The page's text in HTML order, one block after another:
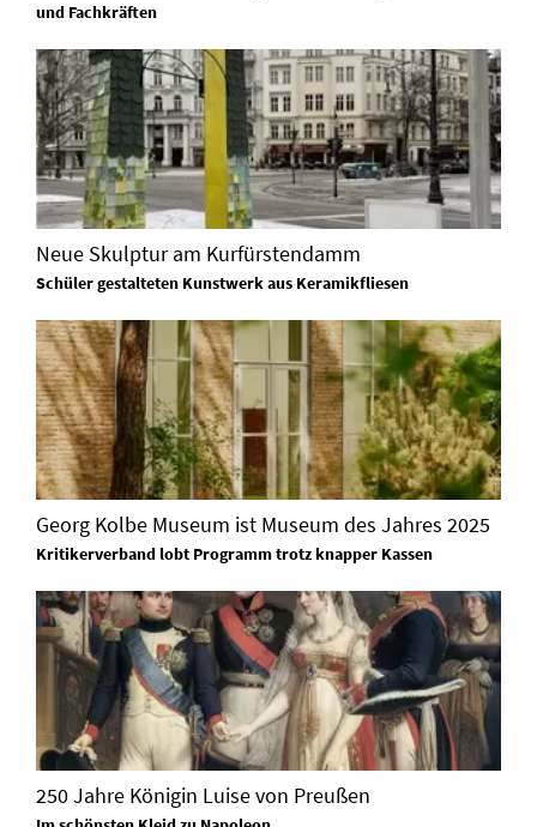
und Fachkräften
Neue Skulptur am Kurfürstendamm
Schüler gestalteten Kunstwerk aus Keramikfliesen
Georg Kolbe Museum ist Museum des Jahres 2025
Kritikerverband lobt Programm trotz knapper Kassen
250 Jahre Königin Luise von Preußen